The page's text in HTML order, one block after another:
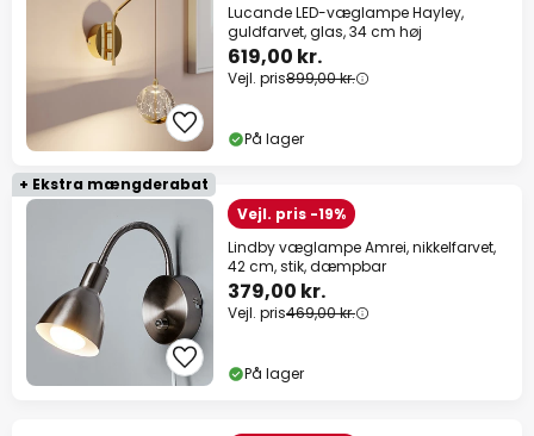
Lucande LED-væglampe Hayley,
guldfarvet, glas, 34 cm høj
619,00 kr.
Vejl. pris899,00 kr.
På lager
+ Ekstra mængderabat
Vejl. pris -19%
Lindby væglampe Amrei, nikkelfarvet,
42 cm, stik, dæmpbar
379,00 kr.
Vejl. pris469,00 kr.
På lager